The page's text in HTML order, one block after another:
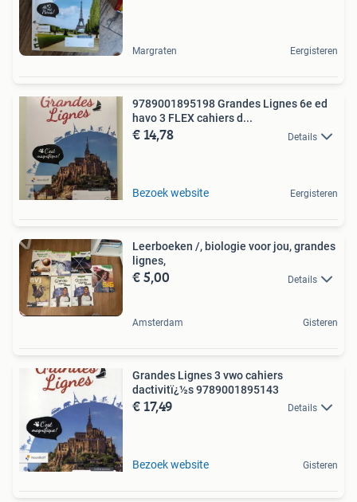
Margraten Eergisteren
9789001895198 Grandes Lignes 6e ed
havo 3 FLEX cahiers d...
€ 14,78 Details
Bezoek website Eergisteren
Leerboeken /, biologie voor jou, grandes
lignes,
€ 5,00 Details
Amsterdam Gisteren
Grandes Lignes 3 vwo cahiers
dactivitï¿½s 9789001895143
€ 17,49 Details
Bezoek website Gisteren